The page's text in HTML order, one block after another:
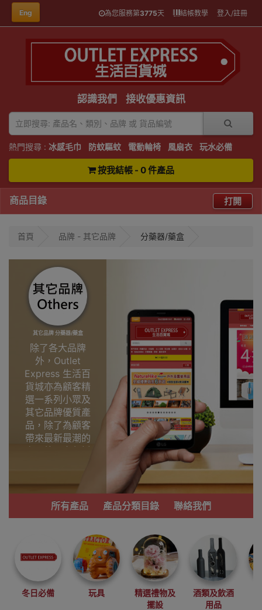
Eng 為您服務第3775天 結帳教學 登入/註冊
認識我們 接收優惠資訊
熱門搜尋 : 冰感毛巾 防蚊驅蚊 電動輪椅 風扇衣 玩水必備
按我結帳 - 0 件產品
商品目錄 打開
首頁 品牌 - 其它品牌 分藥器/藥盒
其它品牌 分藥器/藥盒
除了各大品牌
外，Outlet
Express 生活百
貨城亦為顧客精
選一系列小眾及
其它品牌優質產
品，除了為顧客
帶來最新最潮的
產品外，亦包括
功能齊備的產
品。
我們每月會固定
尋找最更新、最
潮、有特色而且
優惠的優質產
品，從用家的角
度為你帶來你的
最好選擇。
所有產品 產品分類目錄 聯絡我們
冬日必備 玩具
精選禮物及
擺設
酒類及飲酒
用品